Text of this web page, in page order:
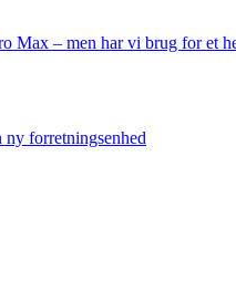
Max – men har vi brug for et
ny forretningsenhed